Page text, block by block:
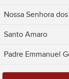
Nossa Senhora
Santo Amaro
Padre Emmanuel